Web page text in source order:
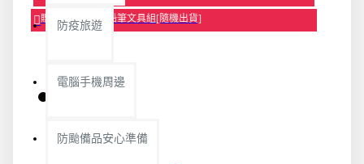
防疫旅遊
電腦手機周邊
防颱備品安心準備
贈品-滿899送色鉛筆文具組[隨機出貨]
庫存: